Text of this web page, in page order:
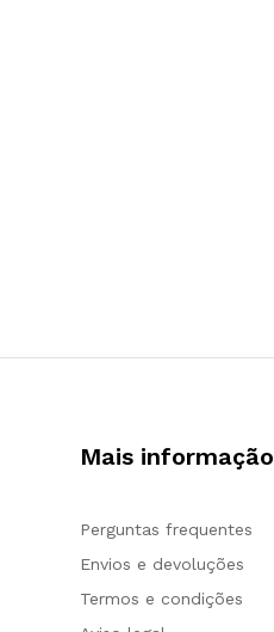
Mais informação
Perguntas frequentes
Envios e devoluções
Termos e condições